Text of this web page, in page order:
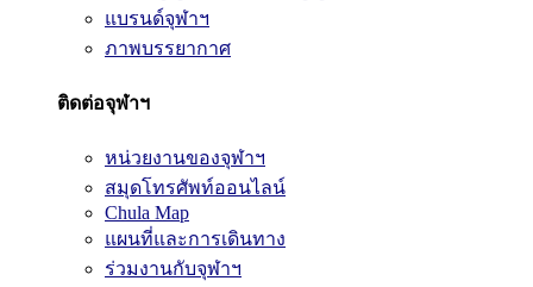
แบรนด์จุฬาฯ
ภาพบรรยากาศ
ติดต่อจุฬาฯ
หน่วยงานของจุฬาฯ
สมุดโทรศัพท์ออนไลน์
Chula Map
แผนที่และการเดินทาง
ร่วมงานกับจุฬาฯ